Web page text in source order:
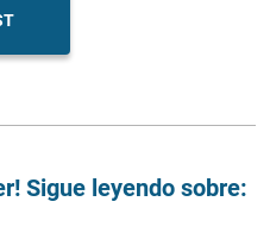
Sigue leyendo sobre: